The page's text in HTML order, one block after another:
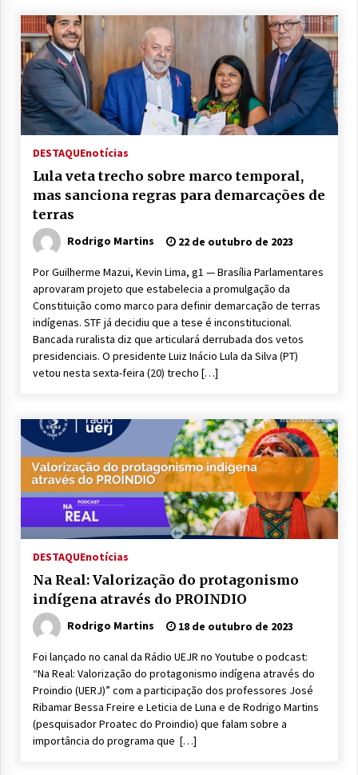
DESTAQUEnotícias
Lula veta trecho sobre marco temporal,
mas sanciona regras para demarcações de
terras
Rodrigo Martins 22 de outubro de 2023
Por Guilherme Mazui, Kevin Lima, g1 — Brasília Parlamentares
aprovaram projeto que estabelecia a promulgação da
Constituição como marco para definir demarcação de terras
indígenas. STF já decidiu que a tese é inconstitucional.
Bancada ruralista diz que articulará derrubada dos vetos
presidenciais. O presidente Luiz Inácio Lula da Silva (PT)
vetou nesta sexta-feira (20) trecho […]
DESTAQUEnotícias
Na Real: Valorização do protagonismo
indígena através do PROINDIO
Rodrigo Martins 18 de outubro de 2023
Foi lançado no canal da Rádio UEJR no Youtube o podcast:
“Na Real: Valorização do protagonismo indígena através do
Proindio (UERJ)” com a participação dos professores José
Ribamar Bessa Freire e Leticia de Luna e de Rodrigo Martins
(pesquisador Proatec do Proindio) que falam sobre a
importância do programa que […]